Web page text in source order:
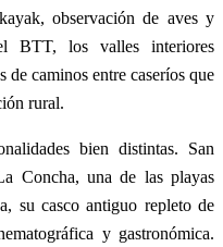
observación de aves y
BTT, los valles interiores
de caminos entre caseríos que
rural.
bien distintas. San
Concha, una de las playas
su casco antiguo repleto de
y gastronómica.